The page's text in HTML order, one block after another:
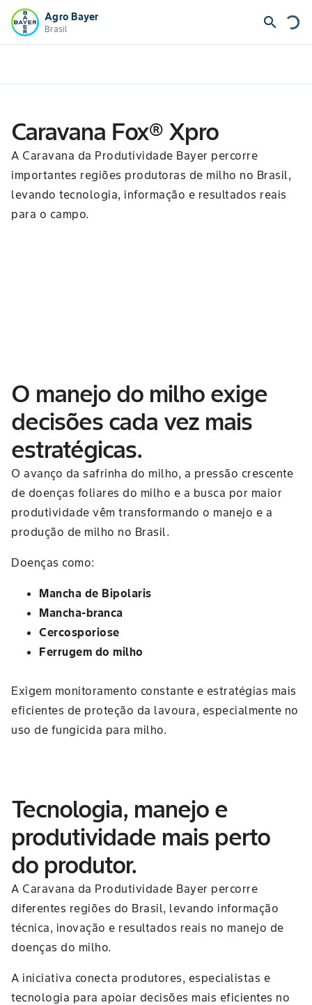
Agro Bayer
Brasil search
Caravana Fox® Xpro
A Caravana da Produtividade Bayer percorre
importantes regiões produtoras de milho no Brasil,
levando tecnologia, informação e resultados reais
para o campo.
O manejo do milho exige
decisões cada vez mais
estratégicas.
O avanço da safrinha do milho, a pressão crescente
de doenças foliares do milho e a busca por maior
produtividade vêm transformando o manejo e a
produção de milho no Brasil.
Doenças como:
Mancha de Bipolaris
Mancha-branca
Cercosporiose
Ferrugem do milho
Exigem monitoramento constante e estratégias mais
eficientes de proteção da lavoura, especialmente no
uso de fungicida para milho.
Tecnologia, manejo e
produtividade mais perto
do produtor.
A Caravana da Produtividade Bayer percorre
diferentes regiões do Brasil, levando informação
técnica, inovação e resultados reais no manejo de
doenças do milho.
A iniciativa conecta produtores, especialistas e
tecnologia para apoiar decisões mais eficientes no